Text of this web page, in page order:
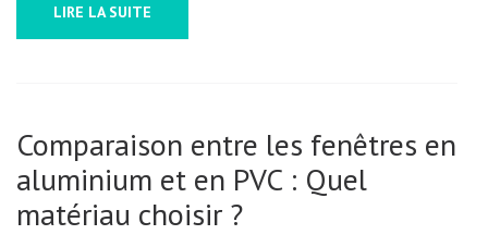
LIRE LA SUITE
Comparaison entre les fenêtres en
aluminium et en PVC : Quel
matériau choisir ?